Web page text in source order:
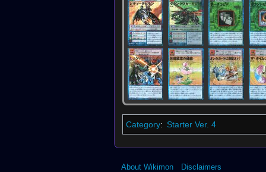
Category: Starter Ver. 4
About Wikimon Disclaimers